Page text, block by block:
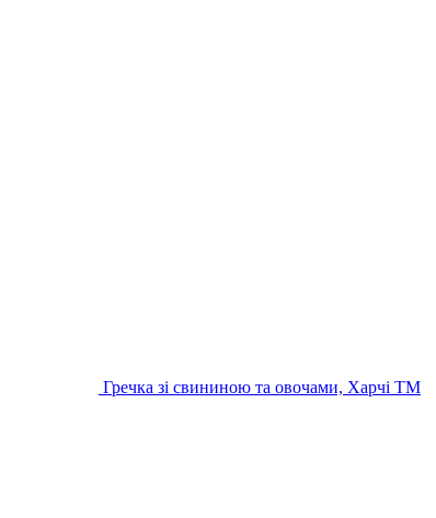
Гречка зі свининою та овочами, Харчі ТМ